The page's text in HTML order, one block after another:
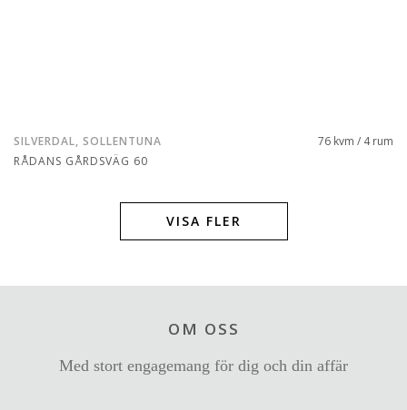
SILVERDAL, SOLLENTUNA
RÅDANS GÅRDSVÄG 60
76 kvm / 4 rum
VISA FLER
OM OSS
Med stort engagemang för dig och din affär